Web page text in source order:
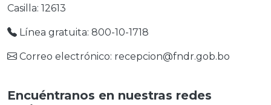
Casilla: 12613
Línea gratuita: 800-10-1718
Correo electrónico: recepcion@fndr.gob.bo
Encuéntranos en nuestras redes